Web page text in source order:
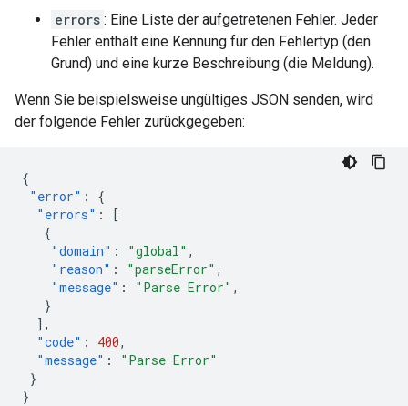
errors : Eine Liste der aufgetretenen Fehler. Jeder
Fehler enthält eine Kennung für den Fehlertyp (den
Grund) und eine kurze Beschreibung (die Meldung).
Wenn Sie beispielsweise ungültiges JSON senden, wird
der folgende Fehler zurückgegeben:
{
"error" :
{
"errors" :
[
{
"domain" : "global" ,
"reason" : "parseError" ,
"message" : "Parse Error" ,
}
],
"code" : 400,
"message" :
"Parse Error"
}
}